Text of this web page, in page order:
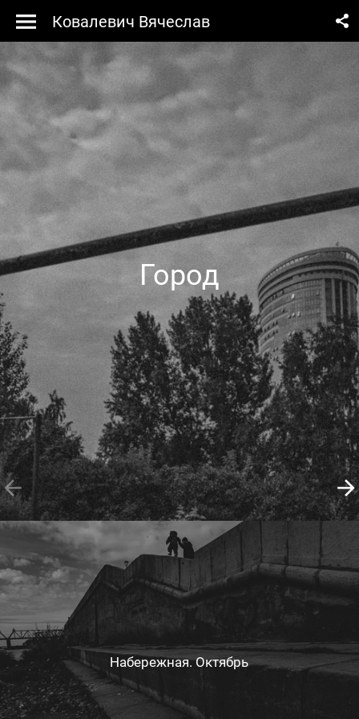
Ковалевич Вячеслав
Город
Набережная. Октябрь